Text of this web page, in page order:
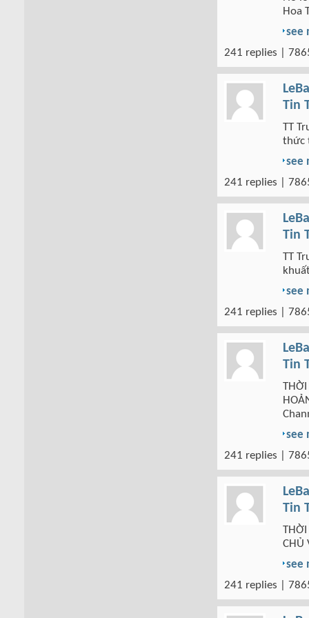
Hoa
see
241 replies |
Tin
TT
thức
see
241 replies |
Tin
TT
see
241 replies |
Tin
THỜI
see
241 replies |
Tin
THỜI
CHỦ
see
241 replies |